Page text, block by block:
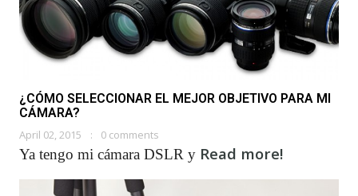
¿CÓMO SELECCIONAR EL MEJOR OBJETIVO PARA MI
CÁMARA?
April 02, 2015 0 comments
Ya tengo mi cámara DSLR y Read more!